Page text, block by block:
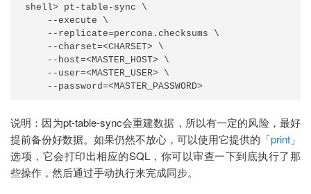
shell> pt-table-sync \
    --execute \
    --replicate=percona.checksums \
    --charset=<CHARSET> \
    --host=<MASTER_HOST> \
    --user=<MASTER_USER> \
    --password=<MASTER_PASSWORD>
说明：因为pt-table-sync会重建数据，所以有一定的风险，最好
提前备份好数据。如果仍然不放心，可以使用它提供的「print 」
选项，它会打印出相应的SQL，你可以审查一下到底执行了那
些操作，然后通过手动执行来完成同步。